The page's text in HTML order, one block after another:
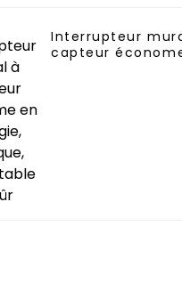
Interrupteur
capteur